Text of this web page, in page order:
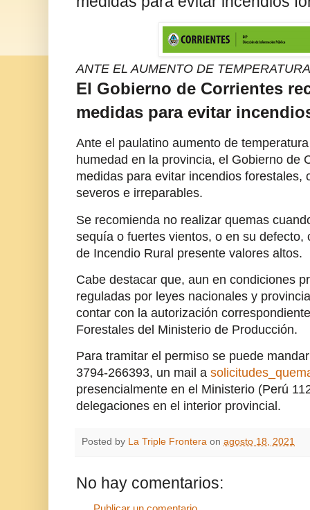
ANTE EL AUMENTO DE
El Gobierno de Corrientes
medidas para evitar
Ante el paulatino aumento de
humedad en la provincia, el Gobierno de
medidas para evitar incendios forestales,
severos e irreparables.
Se recomienda no realizar quemas
sequía o fuertes vientos, o en su defecto,
de Incendio Rural presente valores altos.
Cabe destacar que, aun en condiciones
reguladas por leyes nacionales y
contar con la autorización
Forestales del Ministerio de Producción.
Para tramitar el permiso se puede
3794-266393, un mail a
presencialmente en el Ministerio (Perú
delegaciones en el interior provincial.
Posted by La Triple Frontera on agosto 18, 2021
No hay comentarios: